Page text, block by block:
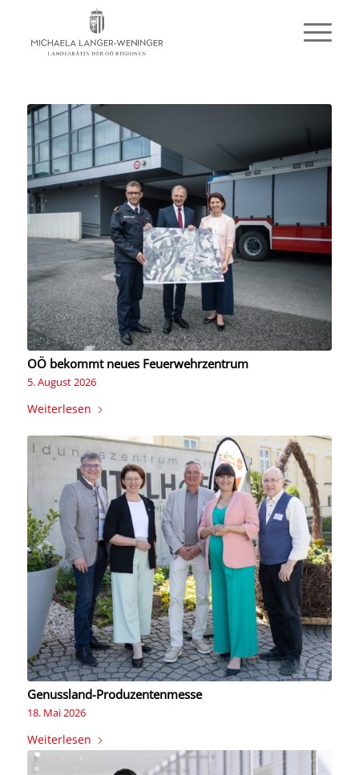
OÖ bekommt neues Feuerwehrzentrum
5. August 2026
Weiterlesen
Genussland-Produzentenmesse
18. Mai 2026
Weiterlesen